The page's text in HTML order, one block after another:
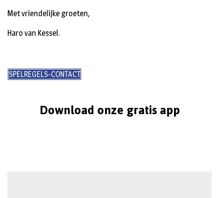
Met vriendelijke groeten,
Haro van Kessel.
SPELREGELS-CONTACT
Download onze gratis app